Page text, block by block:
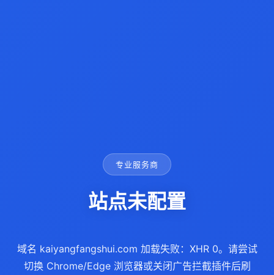
专业服务商
站点未配置
域名 kaiyangfangshui.com 加载失败：XHR 0。请尝试
切换 Chrome/Edge 浏览器或关闭广告拦截插件后刷